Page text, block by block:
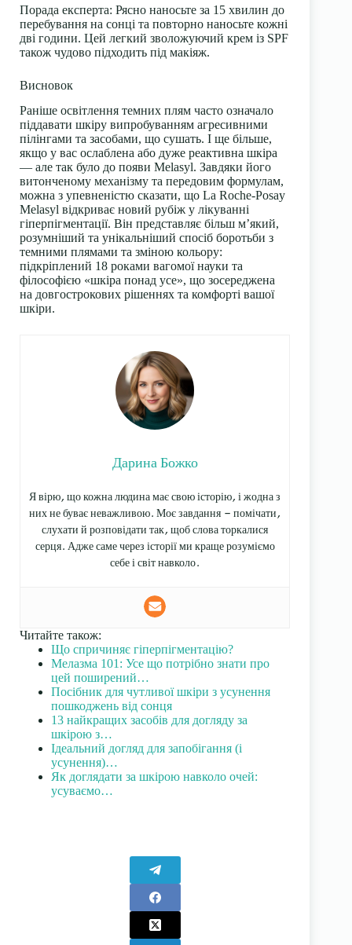
Порада експерта: Рясно наносьте за 15 хвилин до
перебування на сонці та повторно наносьте кожні
дві години. Цей легкий зволожуючий крем із SPF
також чудово підходить під макіяж.
Висновок
Раніше освітлення темних плям часто означало
піддавати шкіру випробуванням агресивними
пілінгами та засобами, що сушать. І ще більше,
якщо у вас ослаблена або дуже реактивна шкіра
— але так було до появи Melasyl. Завдяки його
витонченому механізму та передовим формулам,
можна з упевненістю сказати, що La Roche-Posay
Melasyl відкриває новий рубіж у лікуванні
гіперпігментації. Він представляє більш м’який,
розумніший та унікальніший спосіб боротьби з
темними плямами та зміною кольору:
підкріплений 18 роками вагомої науки та
філософією «шкіра понад усе», що зосереджена
на довгострокових рішеннях та комфорті вашої
шкіри.
Дарина Божко
Я вірю, що кожна людина має свою історію, і жодна з
них не буває неважливою. Моє завдання — помічати,
слухати й розповідати так, щоб слова торкалися
серця. Адже саме через історії ми краще розуміємо
себе і світ навколо.
Читайте також:
Що спричиняє гіперпігментацію?
Мелазма 101: Усе що потрібно знати про
цей поширений…
Посібник для чутливої шкіри з усунення
пошкоджень від сонця
13 найкращих засобів для догляду за
шкірою з…
Ідеальний догляд для запобігання (і
усунення)…
Як доглядати за шкірою навколо очей:
усуваємо…